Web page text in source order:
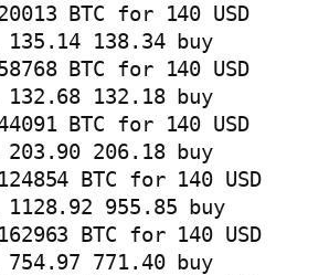
BTC for 140 USD
135.14 138.34 buy
BTC for 140 USD
132.68 132.18 buy
BTC for 140 USD
203.90 206.18 buy
BTC for 140 USD
1128.92 955.85 buy
BTC for 140 USD
754.97 771.40 buy